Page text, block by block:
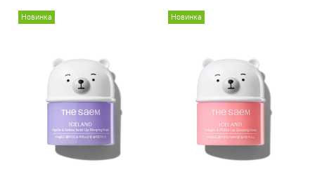
Новинка Новинка